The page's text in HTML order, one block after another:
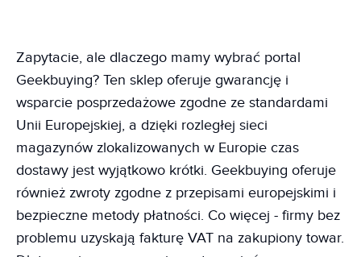
Zapytacie, ale dlaczego mamy wybrać portal
Geekbuying? Ten sklep oferuje gwarancję i
wsparcie posprzedażowe zgodne ze standardami
Unii Europejskiej, a dzięki rozległej sieci
magazynów zlokalizowanych w Europie czas
dostawy jest wyjątkowo krótki. Geekbuying oferuje
również zwroty zgodne z przepisami europejskimi i
bezpieczne metody płatności. Co więcej - firmy bez
problemu uzyskają fakturę VAT na zakupiony towar.